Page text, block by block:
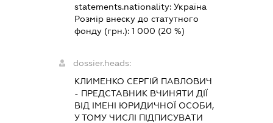
statements.nationality: Україна
Розмір внеску до статутного
фонду (грн.): 1 000 (20 %)
dossier.heads:
КЛИМЕНКО СЕРГІЙ ПАВЛОВИЧ
- ПРЕДСТАВНИК ВЧИНЯТИ ДІЇ
ВІД ІМЕНІ ЮРИДИЧНОЇ ОСОБИ,
У ТОМУ ЧИСЛІ ПІДПИСУВАТИ